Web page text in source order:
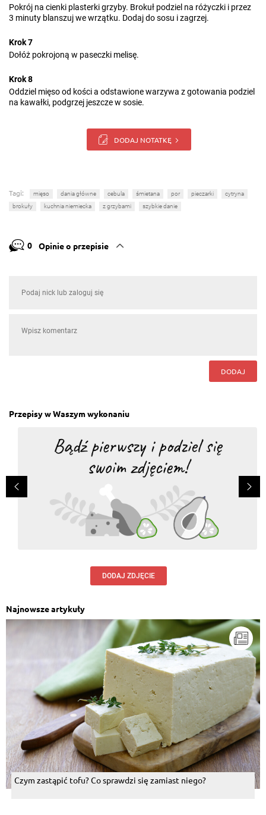
Pokrój na cienki plasterki grzyby. Brokuł podziel na różyczki i przez
3 minuty blanszuj we wrzątku. Dodaj do sosu i zagrzej.
Krok 7
Dołóż pokrojoną w paseczki melisę.
Krok 8
Oddziel mięso od kości a odstawione warzywa z gotowania podziel
na kawałki, podgrzej jeszcze w sosie.
DODAJ NOTATKĘ
Tagi: mięso dania główne cebula śmietana por pieczarki
cytryna
brokuły
kuchnia niemiecka z grzybami szybkie danie
0 Opinie o przepisie
DODAJ
Przepisy w Waszym wykonaniu
DODAJ ZDJĘCIE
Najnowsze artykuły
Czym zastąpić tofu? Co sprawdzi się zamiast niego?